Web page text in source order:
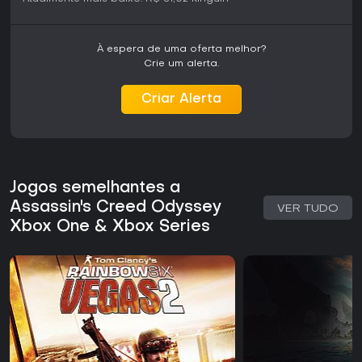
À espera de uma oferta melhor?
Crie um alerta.
Criar Alerta
Jogos semelhantes a
Assassin's Creed Odyssey
Xbox One & Xbox Series
VER TUDO